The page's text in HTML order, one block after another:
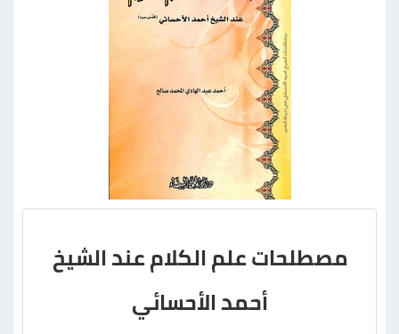
مصطلحات علم الكلام عند الشيخ
أحمد الأحسائي